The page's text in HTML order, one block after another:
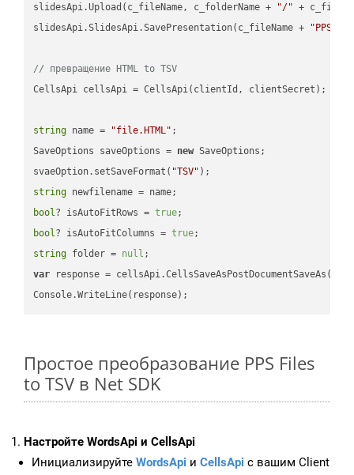
slidesApi.Upload(c_fileName, c_folderName + "/" +
slidesApi.SlidesApi.SavePresentation(c_fileName +
"PPS"
// превращение HTML to TSV
CellsApi cellsApi = CellsApi(clientId, clientSecret);
string name = "file.HTML" ;
SaveOptions saveOptions = new SaveOptions;
svaeOption.setSaveFormat( "TSV"
string
bool? isAutoFitRows = true
bool? isAutoFitColumns = true
string folder = null
var response =
Простое преобразование PPS Files
to TSV в Net SDK
Настройте WordsApi и CellsApi
Инициализируйте WordsApi и CellsApi с вашим Client